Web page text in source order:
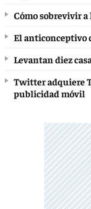
Cómo sobrevivir
El anticonceptivo
Levantan diez
Twitter adquiere
publicidad móvil